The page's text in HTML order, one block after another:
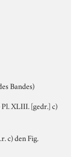
Bandes)
XLIII. [gedr.] c)
c) den Fig.